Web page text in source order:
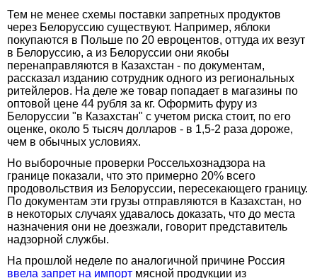
Тем не менее схемы поставки запретных продуктов
через Белоруссию существуют. Например, яблоки
покупаются в Польше по 20 евроцентов, оттуда их везут
в Белоруссию, а из Белоруссии они якобы
перенаправляются в Казахстан - по документам,
рассказал изданию сотрудник одного из региональных
ритейлеров. На деле же товар попадает в магазины по
оптовой цене 44 рубля за кг. Оформить фуру из
Белоруссии "в Казахстан" с учетом риска стоит, по его
оценке, около 5 тысяч долларов - в 1,5-2 раза дороже,
чем в обычных условиях.
Но выборочные проверки Россельхознадзора на
границе показали, что это примерно 20% всего
продовольствия из Белоруссии, пересекающего границу.
По документам эти грузы отправляются в Казахстан, но
в некоторых случаях удавалось доказать, что до места
назначения они не доезжали, говорит представитель
надзорной службы.
На прошлой неделе по аналогичной причине Россия
ввела запрет на импорт мясной продукции из